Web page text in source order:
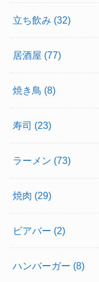
立ち飲み (32)
居酒屋 (77)
焼き鳥 (8)
寿司 (23)
ラーメン (73)
焼肉 (29)
ビアバー (2)
ハンバーガー (8)